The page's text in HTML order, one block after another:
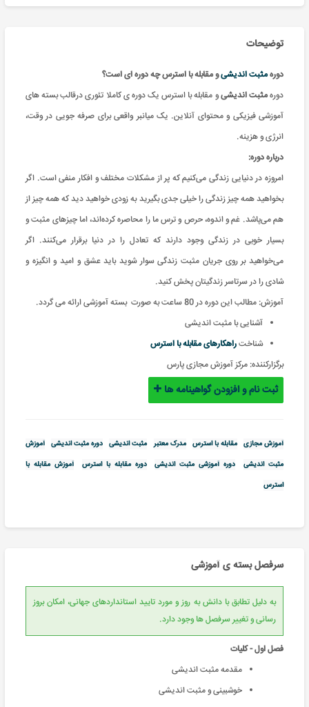
توضیحات
دورهمثبت اندیشیو مقابله با استرس چه دوره ای است؟
دورهمثبت اندیشیو مقابله با استرس یکدوره ی کاملا تئوری درقالب بسته های
آموزشی فیزیکی و محتوای آنلاین. یک میانبر واقعی برای صرفه جویی در وقت،
انرژی و هزینه.
درباره دوره:
امروزه در دنیایی زندگی می‌کنیم که پر از مشکلات مختلف و افکار منفی است. اگر
بخواهید همه چیز زندگی را خیلی جدی بگیرید به زودی خواهید دید که همه چیز از
هم می‌پاشد. غم و اندوه، حرص و ترس ما را محاصره کرده‌اند، اما چیزهای مثبت و
بسیار خوبی در زندگی وجود دارند که تعادل را در دنیا برقرار می‌کنند. اگر
می‌خواهید بر روی جریان مثبت زندگی سوار شوید باید عشق و امید و انگیزه و
شادی را در سرتاسر زندگیتان پخش کنید.
آموزش: مطالب این دوره در 80 ساعت به صورت بسته آموزشی ارائه می گردد
.
آشنایی با مثبت اندیشی
شناختراهکارهای مقابله با استرس
برگزارکننده: مرکز آموزش مجازی پارس
ثبت نام و افزودن گواهینامه ها
آموزش مجازی مقابله با استرس مدرک معتبر مثبت اندیشی دوره مثبت اندیشی آموزش
مثبت اندیشی
دوره آموزشی مثبت اندیشی دوره مقابله با استرس
آموزش مقابله با
استرس
سرفصل بسته ی آموزشی
به دلیل تطابق با دانش به روز و مورد تایید استانداردهای جهانی، امکان بروز
رسانی و تغییر سرفصل ها وجود دارد.
فصل اول - کلیات
مقدمه مثبت اندیشی
خوشبینی و مثبت اندیشی